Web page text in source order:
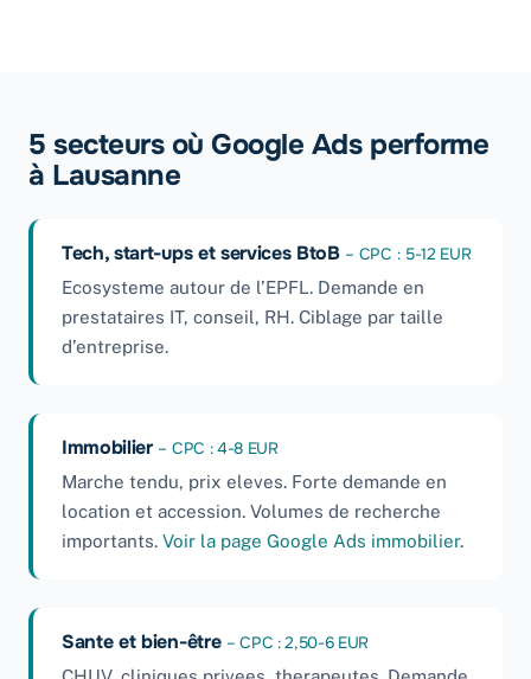
5 secteurs où Google Ads performe
à Lausanne
Tech, start-ups et services BtoB – CPC : 5-12 EUR
Ecosysteme autour de l’EPFL. Demande en
prestataires IT, conseil, RH. Ciblage par taille
d’entreprise.
Immobilier – CPC : 4-8 EUR
Marche tendu, prix eleves. Forte demande en
location et accession. Volumes de recherche
importants. Voir la page Google Ads immobilier.
Sante et bien-être – CPC : 2,50-6 EUR